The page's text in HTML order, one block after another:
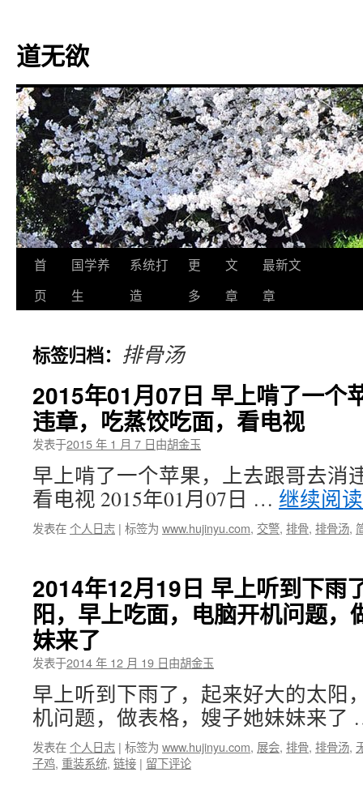
道无欲
跳
文
首
页
国学养
生
系统打
造
更
多
文
章
最新文
章
标签归档： 排骨汤
2015年01月07日 早上啃了一个
违章，吃蒸饺吃面，看电视
发表于2015 年 1 月 7 日由胡金玉
早上啃了一个苹果，上去跟哥去消
看电视 2015年01月07日 … 继续阅
发表在个人日志 | 标签为 www.hujinyu.com, 交警, 排骨, 排骨汤,
2014年12月19日 早上听到下雨
阳，早上吃面，电脑开机问题，
妹来了
发表于2014 年 12 月 19 日由胡金玉
早上听到下雨了，起来好大的太阳
机问题，做表格，嫂子她妹妹来
发表在个人日志 | 标签为 www.hujinyu.com, 展会, 排骨, 排骨汤,
子鸡, 重装系统, 链接 | 留下评论